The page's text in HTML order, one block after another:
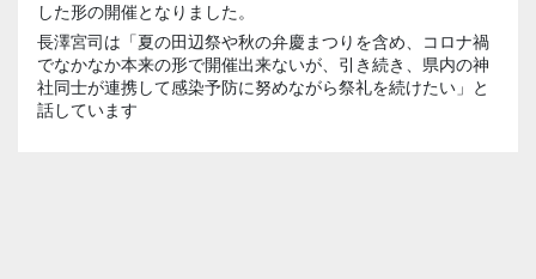
した形の開催となりました。
長澤宮司は「夏の田辺祭や秋の弁慶まつりを含め、コロナ禍
でなかなか本来の形で開催出来ないが、引き続き、県内の神
社同士が連携して感染予防に努めながら祭礼を続けたい」と
話しています